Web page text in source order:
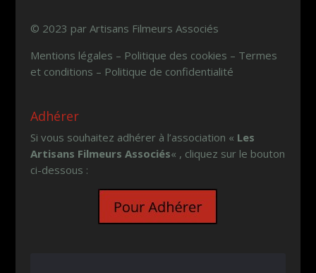
© 2023 par Artisans Filmeurs Associés
Mentions légales – Politique des cookies – Termes
et conditions – Politique de confidentialité
Adhérer
Si vous souhaitez adhérer à l’association « Les
Artisans Filmeurs Associés« , cliquez sur le bouton
ci-dessous :